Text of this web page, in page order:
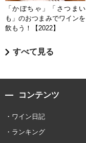
「かぼちゃ」「さつまい
も」のおつまみでワインを
飲もう！【2022】
すべて見る
コンテンツ
ワイン日記
ランキング